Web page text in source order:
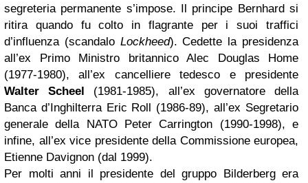
segreteria permanente s’impose. Il principe Bernhard si
ritira quando fu colto in flagrante per i suoi traffici
d’influenza (scandalo Lockheed). Cedette la presidenza
all’ex Primo Ministro britannico Alec Douglas Home
(1977-1980), all’ex cancelliere tedesco e presidente
Walter Scheel
(1981-1985), all’ex governatore della
Banca d’Inghilterra Eric Roll (1986-89), all’ex Segretario
generale della NATO Peter Carrington (1990-1998), e
infine, all’ex vice presidente della Commissione europea,
Etienne Davignon (dal 1999).
Per molti anni il presidente del gruppo Bilderberg era